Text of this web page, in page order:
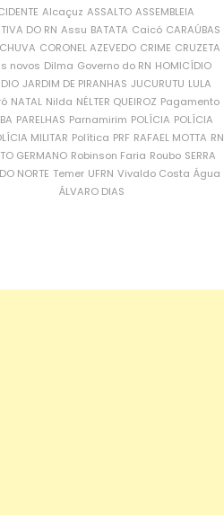
Alcaçuz ASSALTO ASSEMBLEIA
DO RN Assu BATATA Caicó CARAÚBAS
CORONEL AZEVEDO CRIME CRUZETA
novos Dilma Governo do RN HOMICÍDIO
JARDIM DE PIRANHAS JUCURUTU LULA
NATAL Nilda NÉLTER QUEIROZ Pagamento
PARELHAS Parnamirim POLÍCIA POLÍCIA
MILITAR Política PRF RAFAEL MOTTA RN
GERMANO Robinson Faria Roubo SERRA
NORTE Temer UFRN Vivaldo Costa Água
ÁLVARO DIAS